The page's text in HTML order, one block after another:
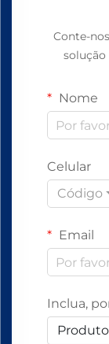
Conte-
solução
Nome
Celular
Código
Email
Inclua,